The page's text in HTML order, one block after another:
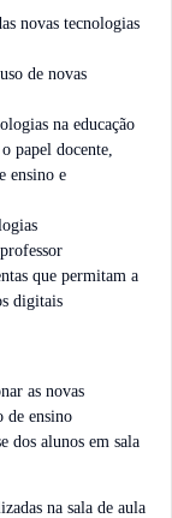
novas tecnologias
de novas
na educação
papel docente,
ensino e
que permitam a
digitais
as novas
de ensino
dos alunos em sala
na sala de aula